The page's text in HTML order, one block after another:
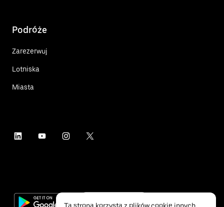
Podróże
Zarezerwuj
Lotniska
Miasta